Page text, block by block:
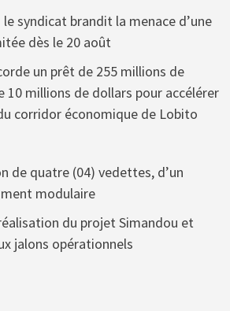
le syndicat brandit la menace d’une
dès le 20 août
un prêt de 255 millions de
10 millions de dollars pour accélérer
corridor économique de Lobito
de quatre (04) vedettes, d’un
modulaire
du projet Simandou et
jalons opérationnels